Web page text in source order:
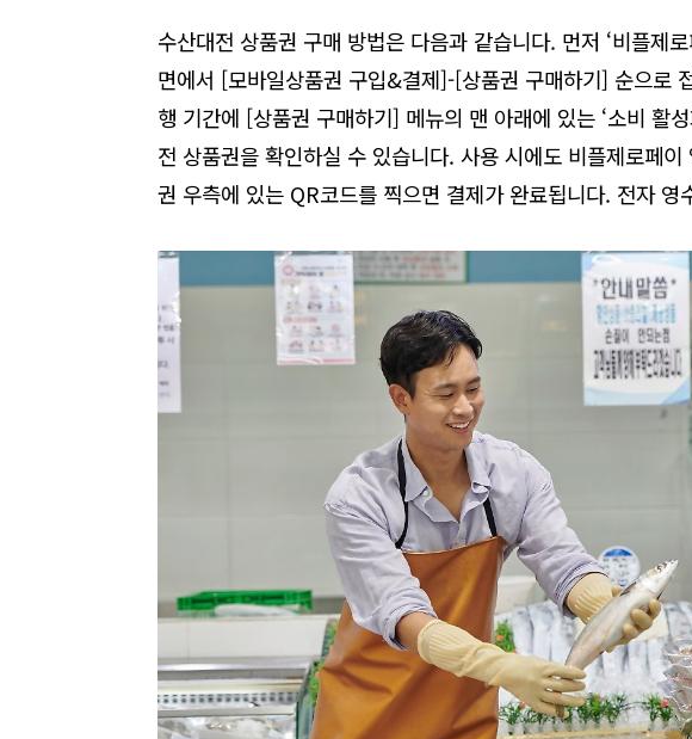
수산대전 상품권 구매 방법은 다음과 같습니다. 먼저 ‘비플제
면에서 [모바일상품권 구입&결제]-[상품권 구매하기] 순으로
행 기간에 [상품권 구매하기] 메뉴의 맨 아래에 있는 ‘소비 활
전 상품권을 확인하실 수 있습니다. 사용 시에도 비플제로페
권 우측에 있는 QR코드를 찍으면 결제가 완료됩니다. 전자 영